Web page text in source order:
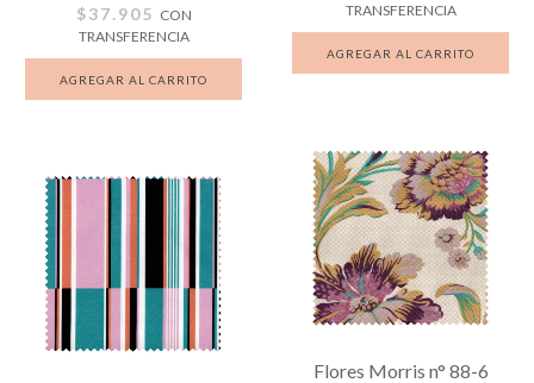
$37.905 CON
TRANSFERENCIA
TRANSFERENCIA
Flores Morris n° 88-6